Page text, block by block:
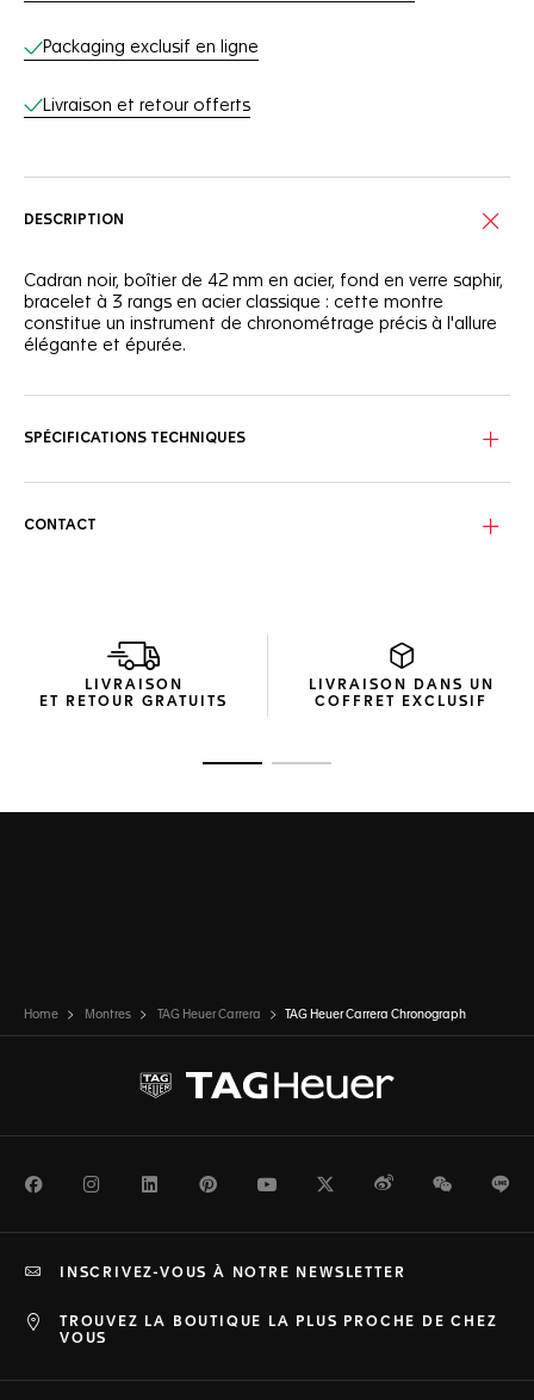
Packaging exclusif en ligne
Livraison et retour offerts
DESCRIPTION
Cadran noir, boîtier de 42 mm en acier, fond en verre saphir,
bracelet à 3 rangs en acier classique : cette montre
constitue un instrument de chronométrage précis à l'allure
élégante et épurée.
SPÉCIFICATIONS TECHNIQUES
CONTACT
LIVRAISON
ET RETOUR GRATUITS
LIVRAISON DANS UN
COFFRET EXCLUSIF
Home Montres TAG Heuer Carrera TAG Heuer Carrera Chronograph
FacebookInstagramLinkedInPinterestYoutubeTwitterWeiboWeChat
TROUVEZ LA BOUTIQUE LA PLUS PROCHE DE CHEZ
VOUS
INSCRIVEZ-VOUS À NOTRE NEWSLETTER